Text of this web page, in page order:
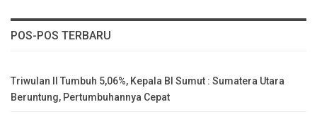
POS-POS TERBARU
Triwulan II Tumbuh 5,06%, Kepala BI Sumut : Sumatera Utara
Beruntung, Pertumbuhannya Cepat